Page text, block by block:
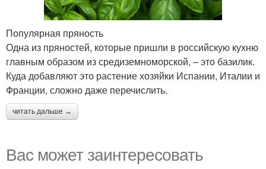
Популярная пряность
Одна из пряностей, которые пришли в российскую кухню
главным образом из средиземноморской, – это базилик.
Куда добавляют это растение хозяйки Испании, Италии и
Франции, сложно даже перечислить.
читать дальше →
Вас может заинтересовать